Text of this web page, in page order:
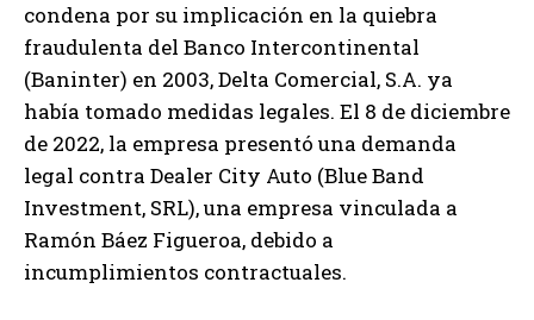
condena por su implicación en la quiebra
fraudulenta del Banco Intercontinental
(Baninter) en 2003, Delta Comercial, S.A. ya
había tomado medidas legales. El 8 de diciembre
de 2022, la empresa presentó una demanda
legal contra Dealer City Auto (Blue Band
Investment, SRL), una empresa vinculada a
Ramón Báez Figueroa, debido a
incumplimientos contractuales.